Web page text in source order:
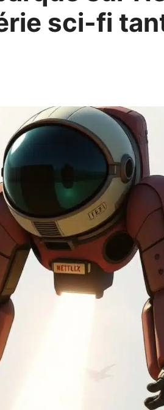
sci-fi